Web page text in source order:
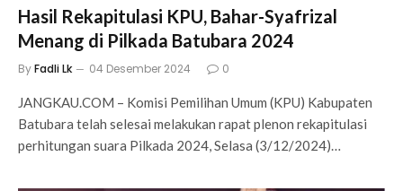
Hasil Rekapitulasi KPU, Bahar-Syafrizal
Menang di Pilkada Batubara 2024
ByFadli Lk 04 Desember 2024 0
JANGKAU.COM – Komisi Pemilihan Umum (KPU) Kabupaten
Batubara telah selesai melakukan rapat plenon rekapitulasi
perhitungan suara Pilkada 2024, Selasa (3/12/2024)…